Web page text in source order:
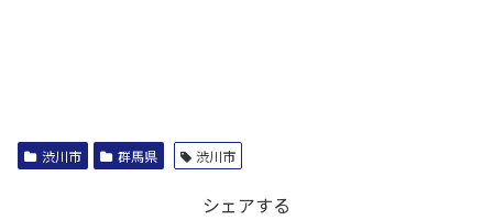
渋川市 群馬県 渋川市
シェアする